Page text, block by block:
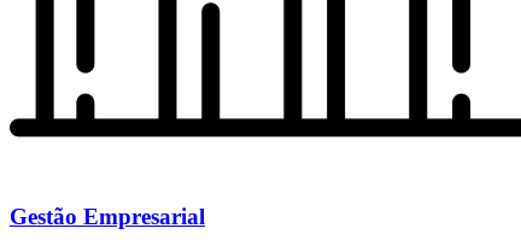
Gestão Empresarial